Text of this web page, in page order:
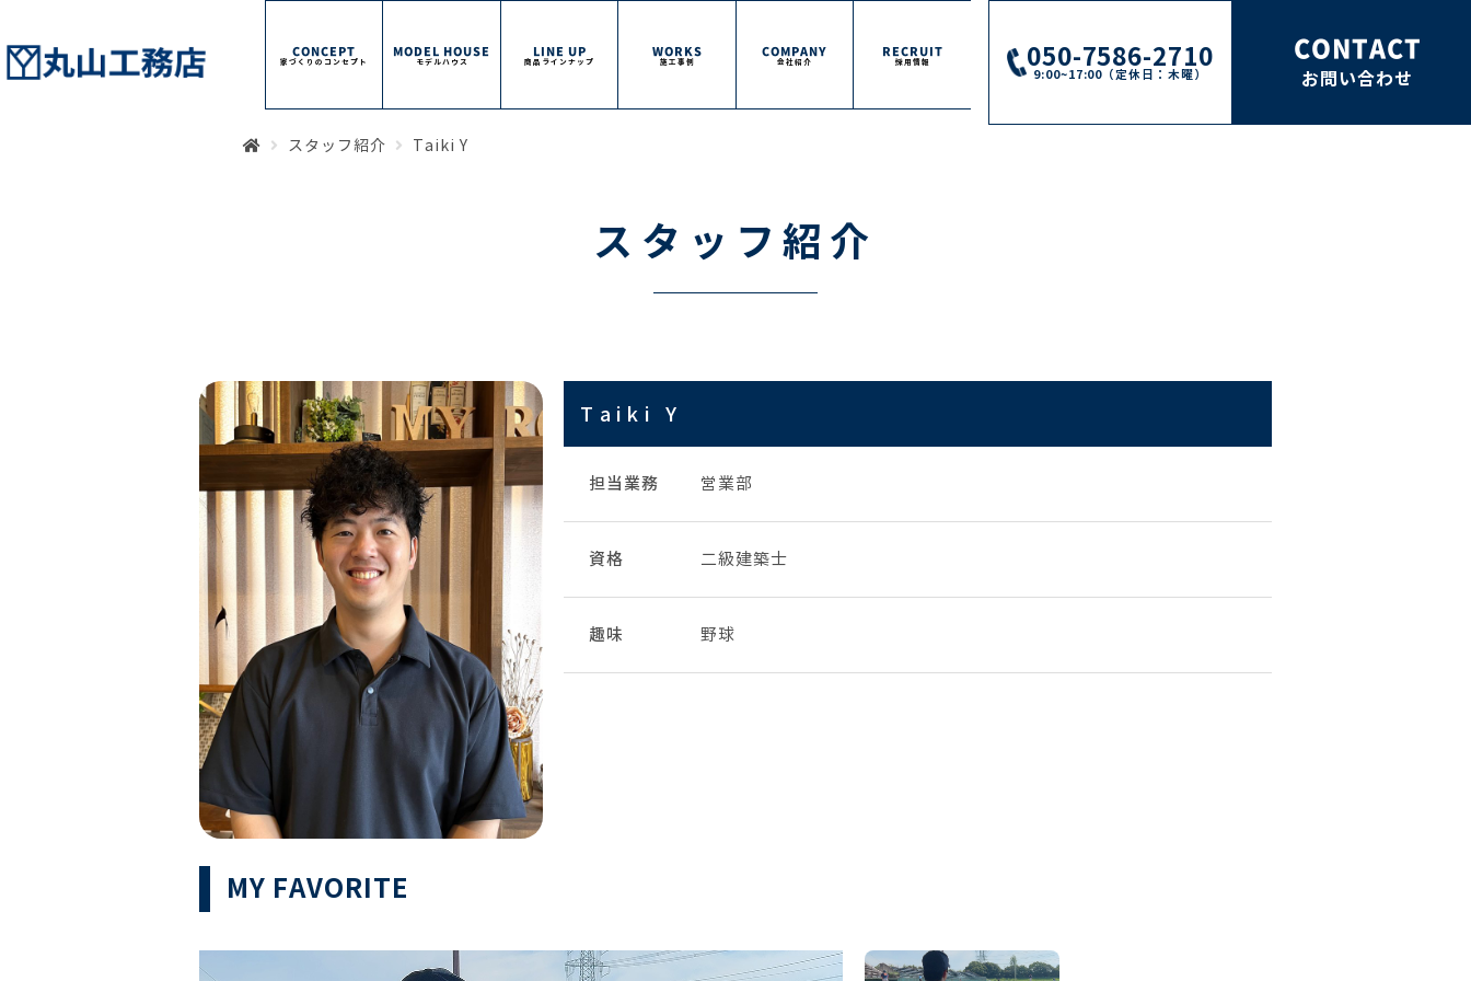
CONCEPT
家づくりのコンセプト
MODEL HOUSE
モデルハウス
LINE UP
商品ラインナップ
WORKS
施工事例
COMPANY
会社紹介
RECRUIT
採用情報 050-7586-2710
9:00~17:00（定休日：木曜）
CONTACT
お問い合わせ
スタッフ紹介 Taiki Y
スタッフ紹介
Taiki Y
担当業務 営業部
資格 二級建築士
趣味 野球
MY FAVORITE